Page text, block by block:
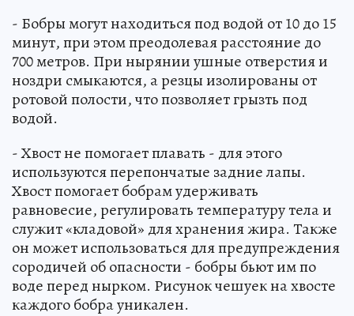
- Бобры могут находиться под водой от 10 до 15
минут, при этом преодолевая расстояние до
700 метров. При нырянии ушные отверстия и
ноздри смыкаются, а резцы изолированы от
ротовой полости, что позволяет грызть под
водой.
- Хвост не помогает плавать - для этого
используются перепончатые задние лапы.
Хвост помогает бобрам удерживать
равновесие, регулировать температуру тела и
служит «кладовой» для хранения жира. Также
он может использоваться для предупреждения
сородичей об опасности - бобры бьют им по
воде перед нырком. Рисунок чешуек на хвосте
каждого бобра уникален.